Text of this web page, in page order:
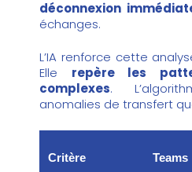
déconnexion
échanges.
L’IA renforce cette
Elle repère les
complexes.
anomalies de transfert
Critère Teams